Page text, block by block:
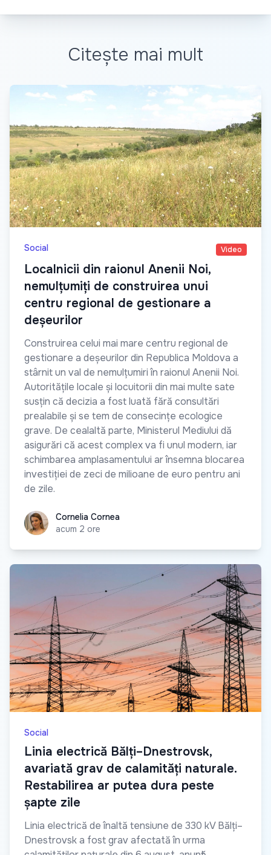
Citește mai mult
Social Video
Localnicii din raionul Anenii Noi,
nemulțumiți de construirea unui
centru regional de gestionare a
deșeurilor
Construirea celui mai mare centru regional de
gestionare a deșeurilor din Republica Moldova a
stârnit un val de nemulțumiri în raionul Anenii Noi.
Autoritățile locale și locuitorii din mai multe sate
susțin că decizia a fost luată fără consultări
prealabile și se tem de consecințe ecologice
grave. De cealaltă parte, Ministerul Mediului dă
asigurări că acest complex va fi unul modern, iar
schimbarea amplasamentului ar însemna blocarea
investiției de zeci de milioane de euro pentru ani
de zile.
Cornelia Cornea
Cornelia Cornea
acum 2 ore
Social
Linia electrică Bălți–Dnestrovsk,
avariată grav de calamități naturale.
Restabilirea ar putea dura peste
șapte zile
Linia electrică de înaltă tensiune de 330 kV Bălți–
Dnestrovsk a fost grav afectată în urma